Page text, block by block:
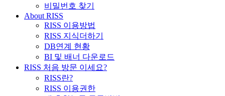
비밀번호 찾기
About RISS
RISS 이용방법
RISS 지식더하기
DB연계 현황
BI 및 배너 다운로드
RISS 처음 방문 이세요?
RISS란?
RISS 이용권한